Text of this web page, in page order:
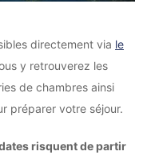
directement via le
y retrouverez les
de chambres ainsi
préparer votre séjour.
risquent de partir